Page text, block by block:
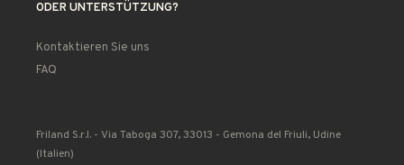
ODER UNTERSTÜTZUNG?
Kontaktieren Sie uns
FAQ
Friland S.r.l. - Via Taboga 307, 33013 - Gemona del Friuli, Udine
(Italien)